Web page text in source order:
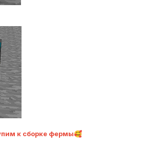
к сборке фермы🥰